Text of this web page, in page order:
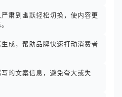
肃到幽默轻松切换，使内容更
成，帮助品牌快速打动消费者
的文案信息，避免夸大或失